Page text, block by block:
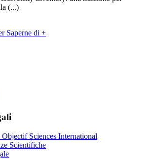
(...)
Saperne di +
Sciences International
Scientifiche